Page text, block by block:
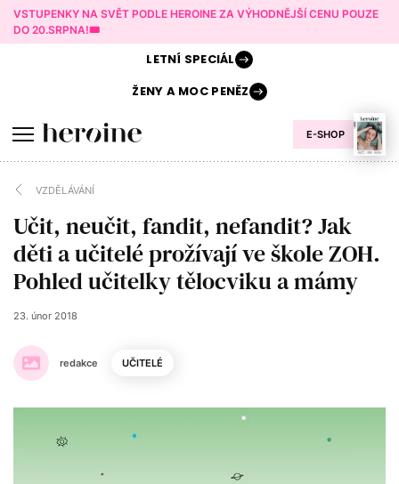
VSTUPENKY NA SVĚT PODLE HEROINE ZA VÝHODNĚJŠÍ CENU POUZE
DO 20.SRPNA!🎟️
E-SHOP
LETNÍ SPECIÁL
ŽENY AMOC PENĚZ
VZDĚLÁVÁNÍ
Učit, neučit, fandit, nefandit? Jak
děti a učitelé prožívají ve škole ZOH.
Pohled učitelky tělocviku a mámy
redakce
23. únor 2018
UČITELÉ